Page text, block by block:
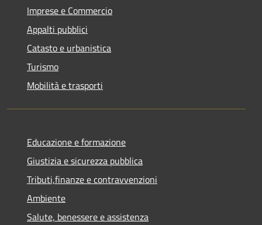
Imprese e Commercio
Appalti pubblici
Catasto e urbanistica
Turismo
Mobilità e trasporti
Educazione e formazione
Giustizia e sicurezza pubblica
Tributi,finanze e contravvenzioni
Ambiente
Salute, benessere e assistenza